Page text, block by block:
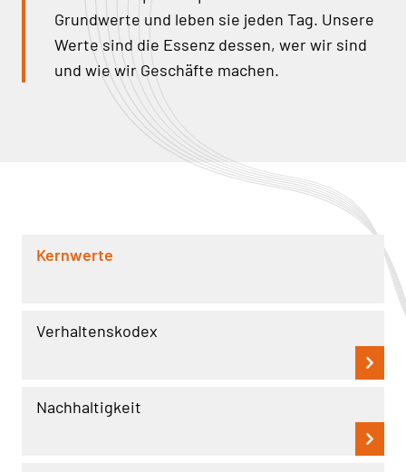
Grundwerte und leben sie jeden Tag. Unsere
Werte sind die Essenz dessen, wer wir sind
und wie wir Geschäfte machen.
Kernwerte
Verhaltenskodex
Nachhaltigkeit